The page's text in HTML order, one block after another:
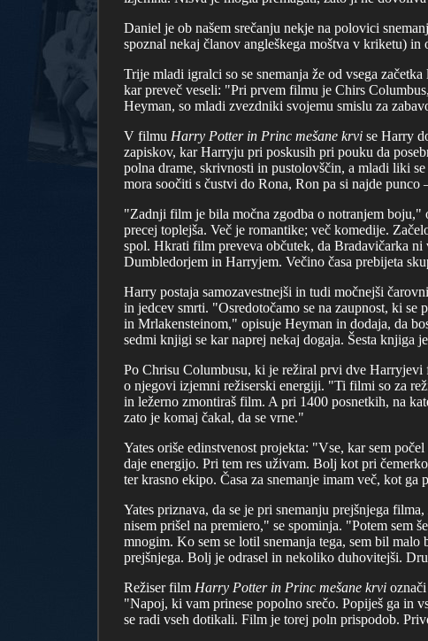
Daniel je ob našem srečanju nekje na polovici
spoznal nekaj članov angleškega moštva v kriketu)
Trije mladi igralci so se snemanja že od vsega
kar preveč veseli: "Pri prvem filmu je Chirs
Heyman, so mladi zvezdniki svojemu smislu za
V filmu Harry Potter in Princ mešane krvi se Harry
zapiskov, kar Harryju pri poskusih pri pouku da
polna drame, skrivnosti in pustolovščin, a mladi liki
mora soočiti s čustvi do Rona, Ron pa si najde
"Zadnji film je bila močna zgodba o notranjem
precej toplejša. Več je romantike; več komedije.
spol. Hkrati film preveva občutek, da Bradavičarka
Dumbledorjem in Harryjem. Večino časa prebijeta
Harry postaja samozavestnejši in tudi močnejši
in jedcev smrti. "Osredotočamo se na zaupnost, ki
in Mrlakensteinom," opisuje Heyman in dodaja, da
sedmi knjigi se kar naprej nekaj dogaja. Šesta
Po Chrisu Columbusu, ki je režiral prvi dve
o njegovi izjemni režiserski energiji. "Ti filmi so za
in ležerno zmontiraš film. A pri 1400 posnetkih, na
zato je komaj čakal, da se vrne."
Yates oriše edinstvenost projekta: "Vse, kar sem
daje energijo. Pri tem res uživam. Bolj kot pri
ter krasno ekipo. Časa za snemanje imam več, kot
Yates priznava, da se je pri snemanju prejšnjega filma,
nisem prišel na premiero," se spominja. "Potem
mnogim. Ko sem se lotil snemanja tega, sem bil
prejšnjega. Bolj je odrasel in nekoliko duhovitejši.
Režiser film Harry Potter in Princ mešane krvi
"Napoj, ki vam prinese popolno srečo. Popiješ ga in
se radi vseh dotikali. Film je torej poln prispodob.